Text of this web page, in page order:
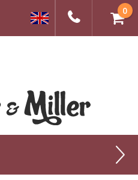
333-
(495)
0